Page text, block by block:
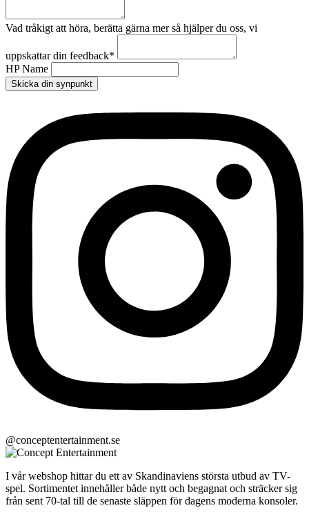
Vad tråkigt att höra, berätta gärna mer så hjälper du oss, vi
uppskattar din feedback*
HP Name
Skicka din synpunkt
@conceptentertainment.se
I vår webshop hittar du ett av Skandinaviens största utbud av TV-
spel. Sortimentet innehåller både nytt och begagnat och sträcker sig
från sent 70-tal till de senaste släppen för dagens moderna konsoler.